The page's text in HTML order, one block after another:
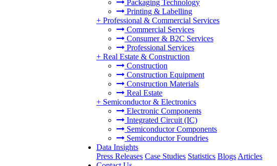
Packaging Technology
Printing & Labelling
+ Professional & Commercial Services
Commercial Services
Consumer & B2C Services
Professional Services
+ Real Estate & Construction
Construction
Construction Equipment
Construction Materials
Real Estate
+ Semiconductor & Electronics
Electronic Components
Integrated Circuit (IC)
Semiconductor Components
Semiconductor Foundries
Data Insights
Press Releases Case Studies Statistics Blogs Articles